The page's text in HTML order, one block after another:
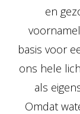
en
basis voor
ons hele
als
Omdat